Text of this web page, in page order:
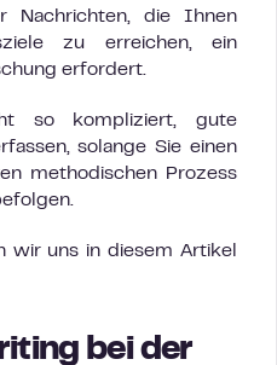
Nachrichten, die Ihnen
zu erreichen, ein
erfordert.
so kompliziert, gute
solange Sie einen
methodischen Prozess
wir uns in diesem Artikel
bei der